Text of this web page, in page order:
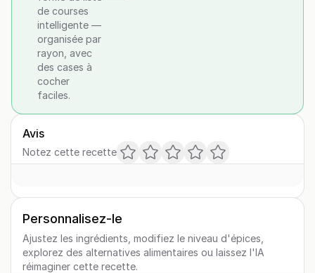
de courses
intelligente —
organisée par
rayon, avec
des cases à
cocher
faciles.
Avis
Notez cette recette
Personnalisez-le
Ajustez les ingrédients, modifiez le niveau d'épices,
explorez des alternatives alimentaires ou laissez l'IA
réimaginer cette recette.